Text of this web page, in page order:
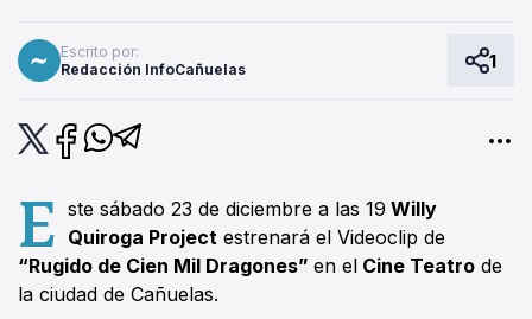
Escrito por:
Redacción InfoCañuelas
1
E ste sábado 23 de diciembre a las 19 Willy
Quiroga Project estrenará el Videoclip de
“Rugido de Cien Mil Dragones” en el Cine Teatro de
la ciudad de Cañuelas.